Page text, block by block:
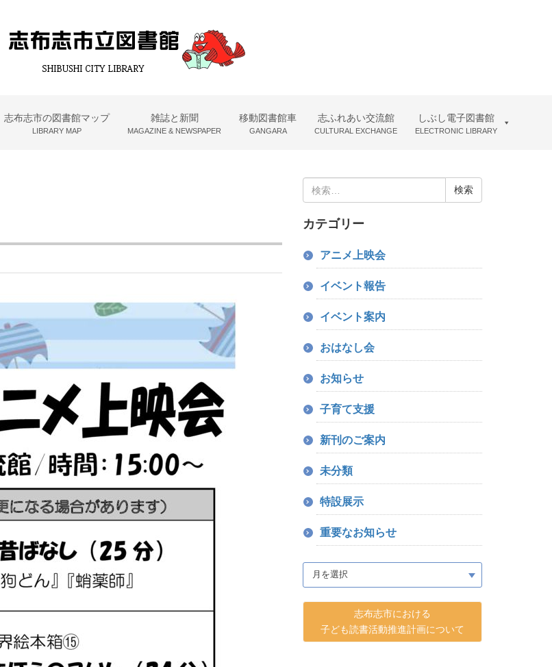
志布志市の図書館マップ
LIBRARY MAP
雑誌と新聞
MAGAZINE & NEWSPAPER
移動図書館車
GANGARA
志ふれあい交流館
CULTURAL EXCHANGE
しぶし電子図書館
ELECTRONIC LIBRARY
索:
カテゴリー
アニメ上映会
イベント報告
イベント案内
おはなし会
お知らせ
子育て支援
新刊のご案内
未分類
特設展示
重要なお知らせ
志布志市における
子ども読書活動推進計画について